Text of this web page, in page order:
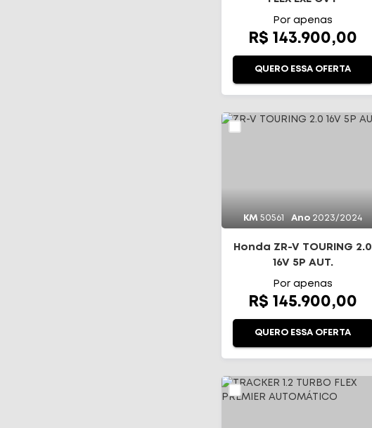
Por apenas
R$ 143.900,00
QUERO ESSA OFERTA
KM 50561 Ano 2023/2024
Honda ZR-V TOURING 2.0
16V 5P AUT.
Por apenas
R$ 145.900,00
QUERO ESSA OFERTA